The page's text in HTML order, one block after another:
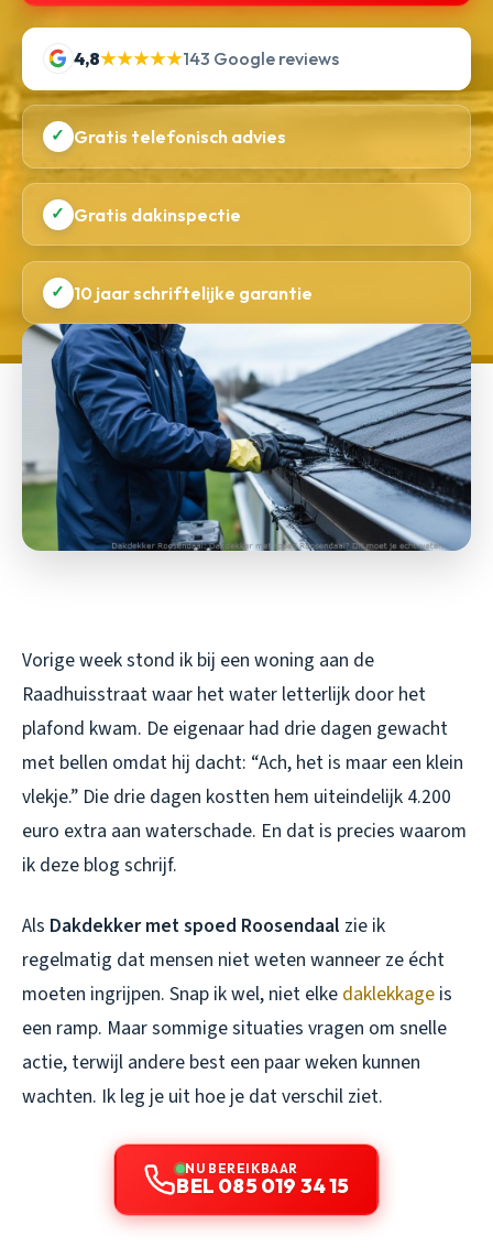
4,8★★★★★143 Google reviews
✓ Gratis telefonisch advies
✓ Gratis dakinspectie
✓ 10 jaar schriftelijke garantie
Vorige week stond ik bij een woning aan de
Raadhuisstraat waar het water letterlijk door het
plafond kwam. De eigenaar had drie dagen gewacht
met bellen omdat hij dacht: “Ach, het is maar een klein
vlekje.” Die drie dagen kostten hem uiteindelijk 4.200
euro extra aan waterschade. En dat is precies waarom
ik deze blog schrijf.
Als Dakdekker met spoed Roosendaal zie ik
regelmatig dat mensen niet weten wanneer ze écht
moeten ingrijpen. Snap ik wel, niet elke daklekkage is
een ramp. Maar sommige situaties vragen om snelle
actie, terwijl andere best een paar weken kunnen
wachten. Ik leg je uit hoe je dat verschil ziet.
NU BEREIKBAAR
BEL 085 019 34 15